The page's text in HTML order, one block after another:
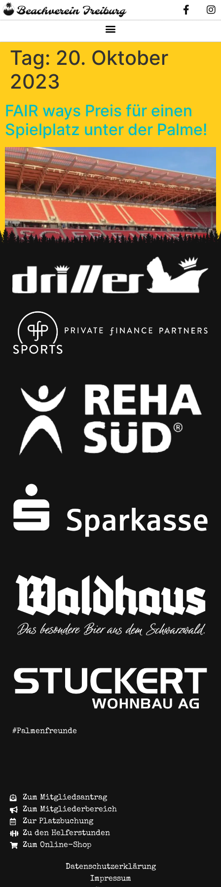
Tag: 20. Oktober
2023
FAIR ways Preis für einen
Spielplatz unter der Palme!
Seit 2011 unterstützt der SC Freiburg gemeinsam mit 15
Partner*innen Menschen und Organisationen, die sich
konnte der Spotclub mit seinen Partner*innen ganze
82.5000 € ausschütten – 1000 € davon gingen an den
Beachverein. FAIR Ways Förderpreis für die Palme Am
Montagabend war es so weit: Der […]
#Palmenfreunde
Zum Mitgliedsantrag
Zum Mitgliederbereich
Zur Platzbuchung
Zu den Helferstunden
Zum Online-Shop
Datenschutzerklärung
Impressum